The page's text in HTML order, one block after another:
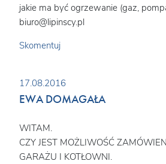
jakie ma być ogrzewanie (gaz,
biuro@lipinscy.pl
Skomentuj
17.08.2016
EWA DOMAGAŁA
WITAM.
CZY JEST MOŻLIWOŚĆ
GARAŻU I KOTŁOWNI.